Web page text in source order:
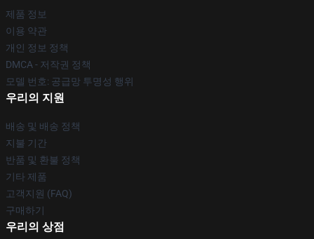
제품 정보
이용 약관
개인 정보 정책
DMCA - 저작권 정책
모델 번호: 공급망 투명성 행위
우리의 지원
배송 및 배송 정책
지불 기간
반품 및 환불 정책
기타 제품
고객지원 (FAQ)
구매하기
우리의 상점